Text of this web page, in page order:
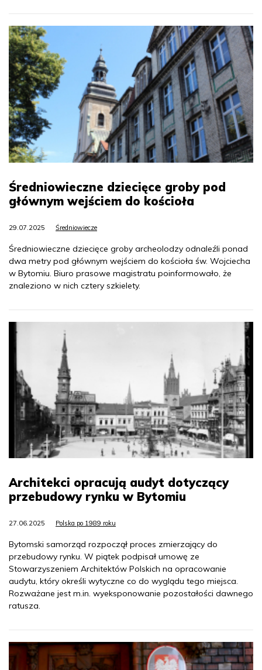
Średniowieczne dziecięce groby pod
głównym wejściem do kościoła
29.07.2025 Średniowiecze
Średniowieczne dziecięce groby archeolodzy odnaleźli ponad
dwa metry pod głównym wejściem do kościoła św. Wojciecha
w Bytomiu. Biuro prasowe magistratu poinformowało, że
znaleziono w nich cztery szkielety.
Architekci opracują audyt dotyczący
przebudowy rynku w Bytomiu
27.06.2025 Polska po 1989 roku
Bytomski samorząd rozpoczął proces zmierzający do
przebudowy rynku. W piątek podpisał umowę ze
Stowarzyszeniem Architektów Polskich na opracowanie
audytu, który określi wytyczne co do wyglądu tego miejsca.
Rozważane jest m.in. wyeksponowanie pozostałości dawnego
ratusza.